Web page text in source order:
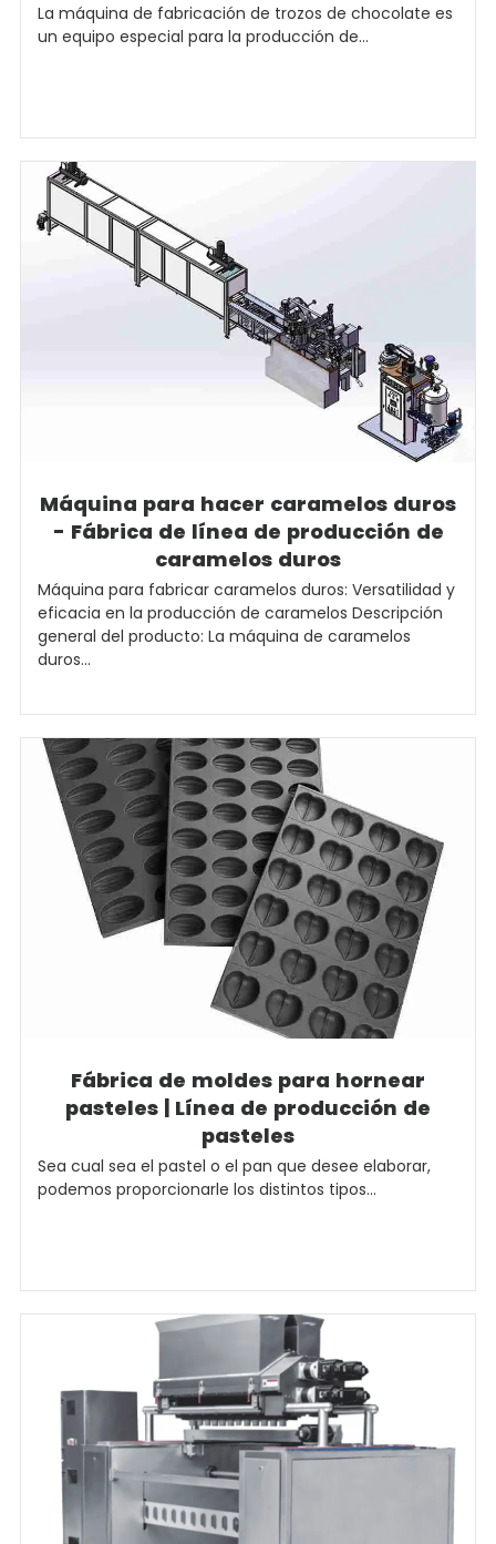
La máquina de fabricación de trozos de chocolate es
un equipo especial para la producción de...
Máquina para hacer caramelos duros
- Fábrica de línea de producción de
caramelos duros
Máquina para fabricar caramelos duros: Versatilidad y
eficacia en la producción de caramelos Descripción
general del producto: La máquina de caramelos
duros...
Fábrica de moldes para hornear
pasteles | Línea de producción de
pasteles
Sea cual sea el pastel o el pan que desee elaborar,
podemos proporcionarle los distintos tipos...